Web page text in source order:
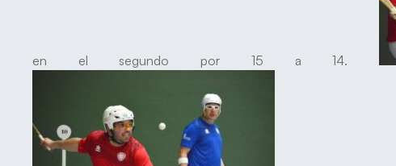
en el segundo por 15 a 14.